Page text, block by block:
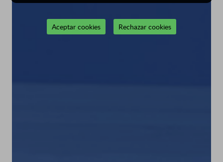
Aceptar cookies Rechazar cookies